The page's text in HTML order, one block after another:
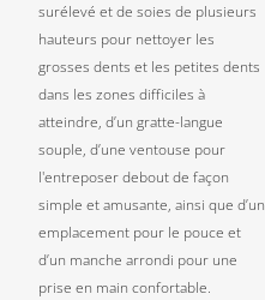
surélevé et de soies de plusieurs
hauteurs pour nettoyer les
grosses dents et les petites dents
dans les zones difficiles à
atteindre, d’un gratte-langue
souple, d’une ventouse pour
l'entreposer debout de façon
simple et amusante, ainsi que d’un
emplacement pour le pouce et
d’un manche arrondi pour une
prise en main confortable.